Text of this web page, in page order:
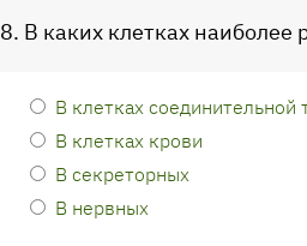
8. В каких клетках наиболее
В клетках соединительной
В клетках крови
В секреторных
В нервных